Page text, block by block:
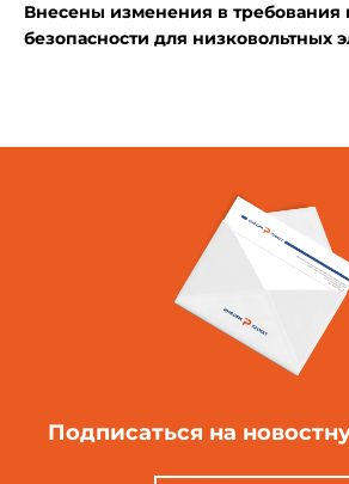
Внесены изменения в
безопасности для низковольтных
Подписаться на